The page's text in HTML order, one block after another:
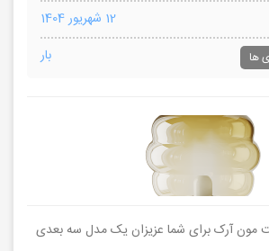
12 شهریور 1404
بار ها
مون آرک برای شما عزیزان یک مدل سه بعدی